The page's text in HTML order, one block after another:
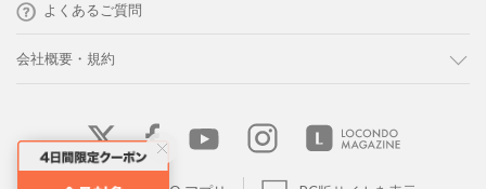
よくあるご質問
会社概要・規約